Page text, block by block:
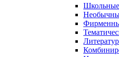
Школьные